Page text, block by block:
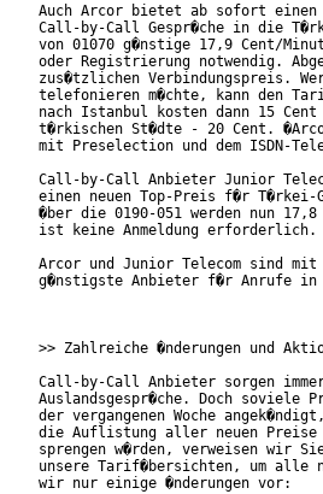
Auch Arcor bietet ab sofort
Call-by-Call Gespr�che in die
von 01070 g�nstige 17,9 Cent/
oder Registrierung notwendig.
zus�tzlichen Verbindungspreis.
telefonieren m�chte, kann den
nach Istanbul kosten dann 15
t�rkischen St�dte - 20 Cent.
mit Preselection und dem ISDN-
Call-by-Call Anbieter Junior
einen neuen Top-Preis f�r T�rkei-
�ber die 0190-051 werden nun
ist keine Anmeldung erforderlich.
Arcor und Junior Telecom sind
g�nstigste Anbieter f�r Anrufe
>> Zahlreiche �nderungen und
Call-by-Call Anbieter sorgen
Auslandsgespr�che. Doch
der vergangenen Woche
die Auflistung aller neuen Preise
sprengen w�rden, verweisen wir
unsere Tarif�bersichten, um alle
wir nur einige �nderungen vor: